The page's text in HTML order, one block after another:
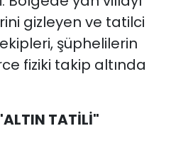
gizleyen ve tatilci
şüphelilerin
fiziki takip altında
TATİLİ"